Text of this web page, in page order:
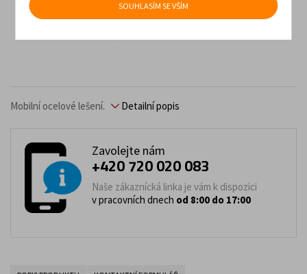
Mobilní ocelové lešení. Detailní popis
Zavolejte nám
+420 720 020 083
Naše zákaznícká linka je vám k dispozici
v pracovních dnech od 8:00 do 17:00
SOUHLASÍM SE VŠÍM